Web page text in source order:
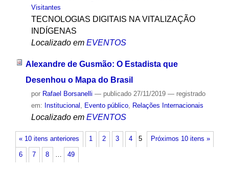
Visitantes
TECNOLOGIAS DIGITAIS NA VITALIZAÇÃO
INDÍGENAS
Localizado em EVENTOS
Alexandre de Gusmão: O Estadista que
Desenhou o Mapa do Brasil
por Rafael Borsanelli — publicado27/11/2019 — registrado
em: Institucional , Evento público, Relações Internacionais
Localizado em EVENTOS
« 10 itens anteriores Próximos 10 itens »
1 2 3 4 5
6 7 8 … 49